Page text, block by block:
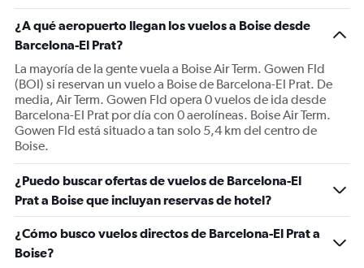
¿A qué aeropuerto llegan los vuelos a Boise desde
Barcelona-El Prat?
La mayoría de la gente vuela a Boise Air Term. Gowen Fld
(BOI) si reservan un vuelo a Boise de Barcelona-El Prat. De
media, Air Term. Gowen Fld opera 0 vuelos de ida desde
Barcelona-El Prat por día con 0 aerolíneas. Boise Air Term.
Gowen Fld está situado a tan solo 5,4 km del centro de
Boise.
¿Puedo buscar ofertas de vuelos de Barcelona-El
Prat a Boise que incluyan reservas de hotel?
¿Cómo busco vuelos directos de Barcelona-El Prat a
Boise?